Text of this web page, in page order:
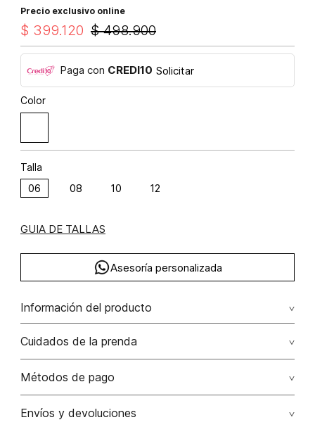
Precio exclusivo online
$ 498.900
$ 399.120
Paga con CREDI10 Solicitar
Color
Talla
06 08 10 12
GUIA DE TALLAS
Asesoría personalizada
Información del producto
Vestido largo de tiras con insumo
Composición: RAYÓN 100%
Cuidados de la prenda
Métodos de pago
Tarjetas de crédito: Visa, Dinners, Master Card y American
Envíos y devoluciones